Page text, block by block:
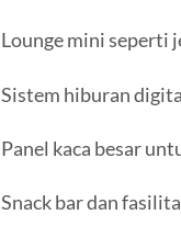
Lounge mini seperti
Sistem hiburan
Panel kaca besar
Snack bar dan